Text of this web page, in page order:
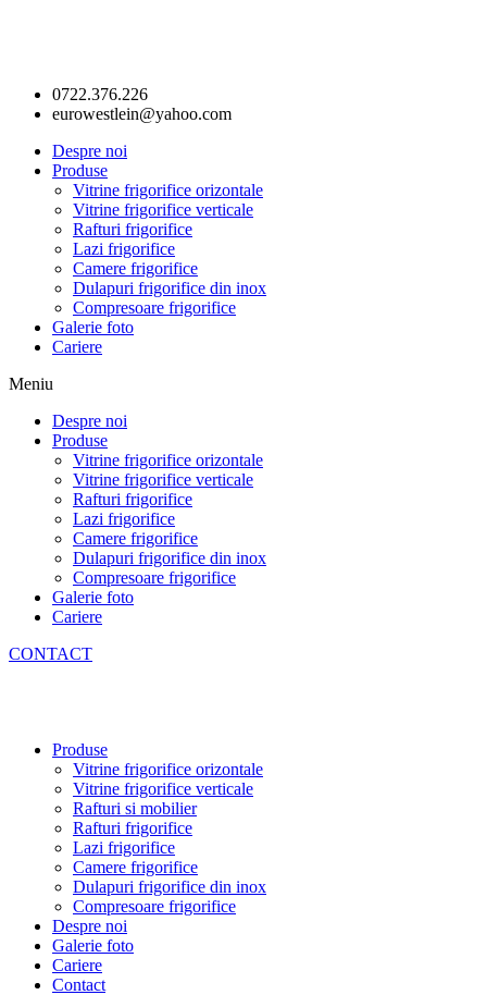
0722.376.226
eurowestlein@yahoo.com
Despre noi
Produse
Vitrine frigorifice orizontale
Vitrine frigorifice verticale
Rafturi frigorifice
Lazi frigorifice
Camere frigorifice
Dulapuri frigorifice din inox
Compresoare frigorifice
Galerie foto
Cariere
Meniu
Despre noi
Produse
Vitrine frigorifice orizontale
Vitrine frigorifice verticale
Rafturi frigorifice
Lazi frigorifice
Camere frigorifice
Dulapuri frigorifice din inox
Compresoare frigorifice
Galerie foto
Cariere
CONTACT
Produse
Vitrine frigorifice orizontale
Vitrine frigorifice verticale
Rafturi si mobilier
Rafturi frigorifice
Lazi frigorifice
Camere frigorifice
Dulapuri frigorifice din inox
Compresoare frigorifice
Despre noi
Galerie foto
Cariere
Contact